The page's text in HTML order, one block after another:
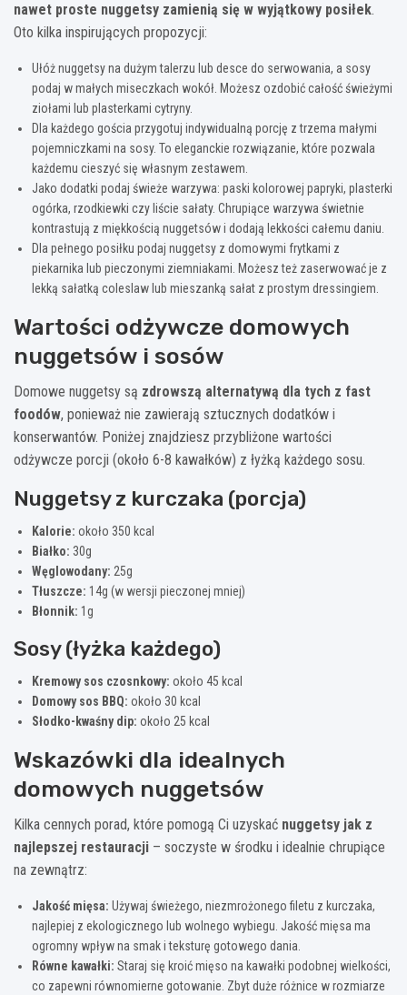
nawet proste nuggetsy zamienią się w wyjątkowy posiłek.
Oto kilka inspirujących propozycji:
Ułóż nuggetsy na dużym talerzu lub desce do serwowania, a sosy
podaj w małych miseczkach wokół. Możesz ozdobić całość świeżymi
ziołami lub plasterkami cytryny.
Dla każdego gościa przygotuj indywidualną porcję z trzema małymi
pojemniczkami na sosy. To eleganckie rozwiązanie, które pozwala
każdemu cieszyć się własnym zestawem.
Jako dodatki podaj świeże warzywa: paski kolorowej papryki, plasterki
ogórka, rzodkiewki czy liście sałaty. Chrupiące warzywa świetnie
kontrastują z miękkością nuggetsów i dodają lekkości całemu daniu.
Dla pełnego posiłku podaj nuggetsy z domowymi frytkami z
piekarnika lub pieczonymi ziemniakami. Możesz też zaserwować je z
lekką sałatką coleslaw lub mieszanką sałat z prostym dressingiem.
Wartości odżywcze domowych
nuggetsów i sosów
Domowe nuggetsy są zdrowszą alternatywą dla tych z fast
foodów, ponieważ nie zawierają sztucznych dodatków i
konserwantów. Poniżej znajdziesz przybliżone wartości
odżywcze porcji (około 6-8 kawałków) z łyżką każdego sosu.
Nuggetsy z kurczaka (porcja)
Kalorie: około 350 kcal
Białko: 30g
Węglowodany: 25g
Tłuszcze: 14g (w wersji pieczonej mniej)
Błonnik: 1g
Sosy (łyżka każdego)
Kremowy sos czosnkowy: około 45 kcal
Domowy sos BBQ: około 30 kcal
Słodko-kwaśny dip: około 25 kcal
Wskazówki dla idealnych
domowych nuggetsów
Kilka cennych porad, które pomogą Ci uzyskać nuggetsy jak z
najlepszej restauracji – soczyste w środku i idealnie chrupiące
na zewnątrz:
Jakość mięsa: Używaj świeżego, niezmrożonego filetu z kurczaka,
najlepiej z ekologicznego lub wolnego wybiegu. Jakość mięsa ma
ogromny wpływ na smak i teksturę gotowego dania.
Równe kawałki: Staraj się kroić mięso na kawałki podobnej wielkości,
co zapewni równomierne gotowanie. Zbyt duże różnice w rozmiarze